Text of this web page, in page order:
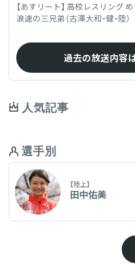
【あすリート】 高校レスリング
浪速の三兄弟（古澤大和・健・陸）
過去の放送内容
人気記事
選手別
【陸上】
田中佑美